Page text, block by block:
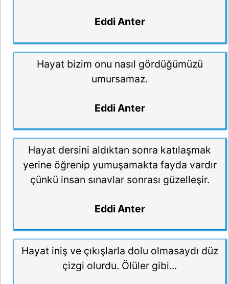
Eddi Anter
Hayat bizim onu nasıl gördüğümüzü
umursamaz.
Eddi Anter
Hayat dersini aldıktan sonra katılaşmak
yerine öğrenip yumuşamakta fayda vardır
çünkü insan sınavlar sonrası güzelleşir.
Eddi Anter
Hayat iniş ve çıkışlarla dolu olmasaydı düz
çizgi olurdu. Ölüler gibi...